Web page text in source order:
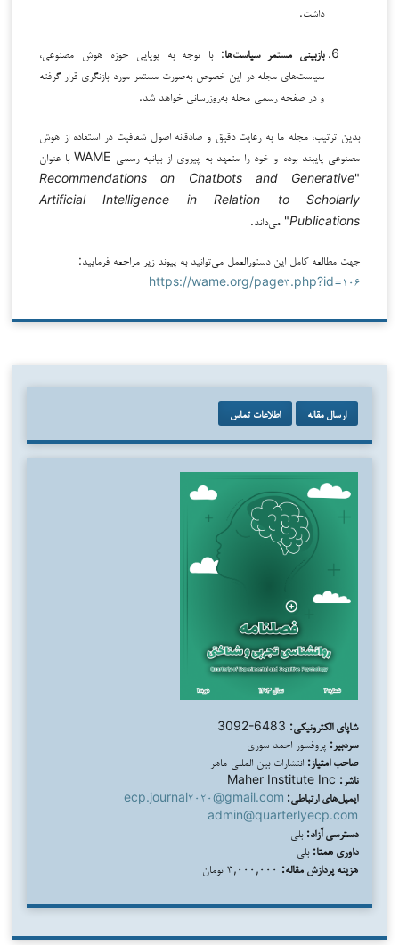
داشت.
بازبینی مستمر سیاست‌ها: با توجه به پویایی حوزه هوش مصنوعی،
سیاست‌های مجله در این خصوص به‌صورت مستمر مورد بازنگری قرار گرفته
و در صفحه رسمی مجله به‌روزرسانی خواهد شد.
بدین ترتیب، مجله ما به رعایت دقیق و صادقانه اصول شفافیت در استفاده از هوش
مصنوعی پایبند بوده و خود را متعهد به پیروی از بیانیه رسمی WAME با عنوان
"
Recommendations on Chatbots and Generative
Artificial Intelligence in Relation to Scholarly
Publications" می‌داند.
جهت مطالعه کامل این دستورالعمل می‌توانید به پیوند زیر مراجعه فرمایید:
https://wame.org/page۳.php?id=۱۰۶
ارسال مقاله اطلاعات تماس
شاپای الکترونیکی: 3092-6483
سردبیر: پروفسور احمد سوری
صاحب امتیاز: انتشارات بین المللی ماهر
ناشر:
ایمیل‌های ارتباطی: ecp.journal۲۰۲۰@gmail.com
admin@quarterlyecp.com
دسترسی آزاد: بلی
داوری همتا: بلی
هزینه پردازش مقاله: